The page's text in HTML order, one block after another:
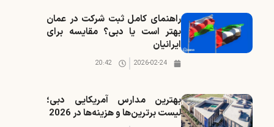
راهنمای کامل ثبت شرکت در عمان
بهتر است یا دبی؟ مقایسه برای
ایرانیان
2026-02-24
20:42
بهترین مدارس آمریکایی دبی؛
لیست برترین‌ها و هزینه‌ها در 2026